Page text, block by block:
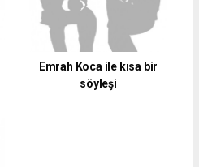
Emrah Koca ile kısa bir
söyleşi